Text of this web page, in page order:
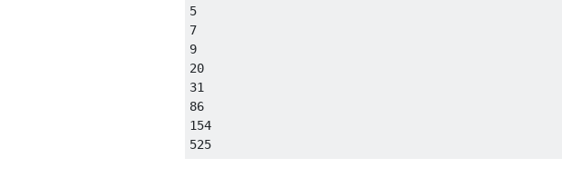
5
7
9
20
31
86
154